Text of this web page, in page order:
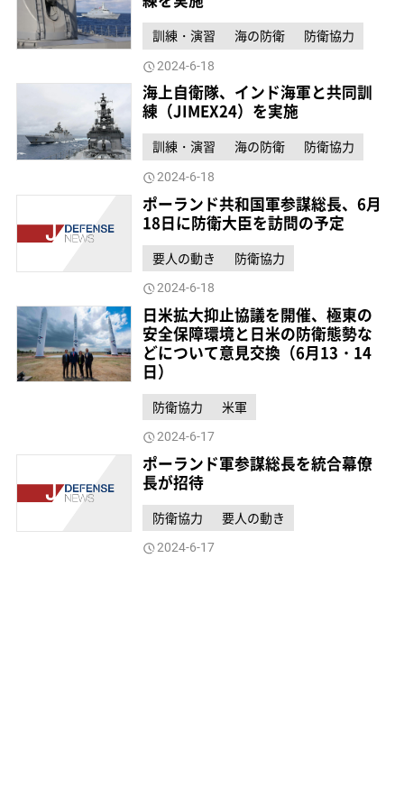
訓練・演習 海の防衛 防衛協力
2024-6-18
海上自衛隊、インド海軍と共同訓
練（JIMEX24）を実施
訓練・演習 海の防衛 防衛協力
2024-6-18
ポーランド共和国軍参謀総長、6月
18日に防衛大臣を訪問の予定
要人の動き 防衛協力
2024-6-18
日米拡大抑止協議を開催、極東の
安全保障環境と日米の防衛態勢な
どについて意見交換（6月13・14
日）
防衛協力 米軍
2024-6-17
ポーランド軍参謀総長を統合幕僚
長が招待
防衛協力 要人の動き
2024-6-17